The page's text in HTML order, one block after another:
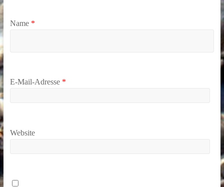
Name *
E-Mail-Adresse *
Website